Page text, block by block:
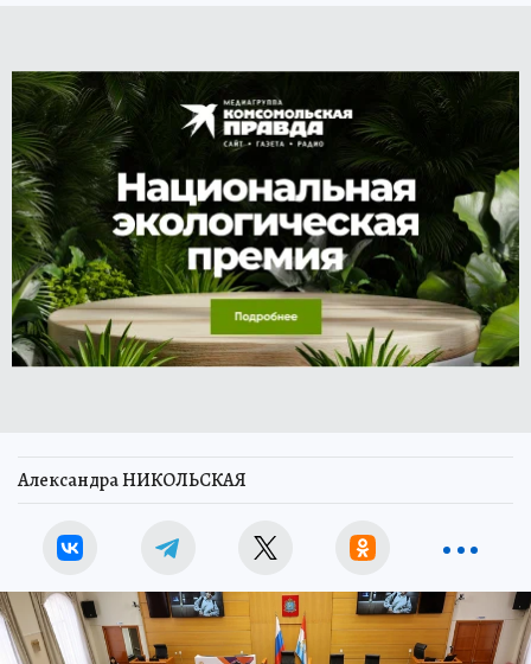
Александра НИКОЛЬСКАЯ